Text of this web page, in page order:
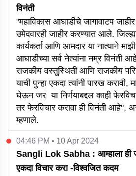
विनंती
"महाविकास आघाडीचे जागावाटप
उमेदवारही जाहीर करण्यात आले.
कार्यकर्ता आणि आमदार या नात्याने
आघाडीच्या सर्व नेत्यांना नम्र विनंती
राजकीय वस्तुस्थिती आणि राजकीय
याची पुन्हा एकदा त्यांनी पारख करावी,
घेऊन जर या निर्णयाबद्दल काही
तर फेरविचार करावा ही विनंती आहे",
म्हणाले.
04:46 PM • 10 Apr 2024
Sangli Lok Sabha : आम्हाला ही
एकदा विचार करा -विश्वजित कदम